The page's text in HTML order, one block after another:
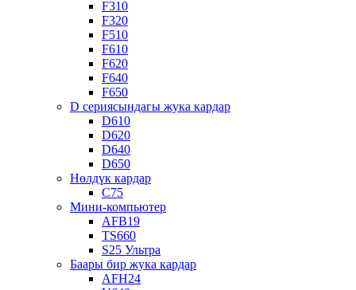
F310
F320
F510
F610
F620
F640
F650
D сериясындагы жука кардар
D610
D620
D640
D650
Нөлдүк кардар
C75
Мини-компьютер
AFB19
TS660
S25 Ультра
Баары бир жука кардар
AFH24